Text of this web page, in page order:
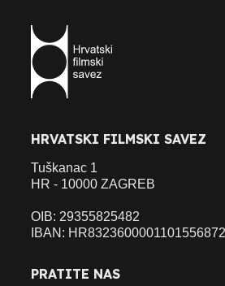
HRVATSKI FILMSKI SAVEZ
Tuškanac 1
HR - 10000 ZAGREB
OIB: 29355825482
IBAN: HR8323600001101556872
PRATITE NAS